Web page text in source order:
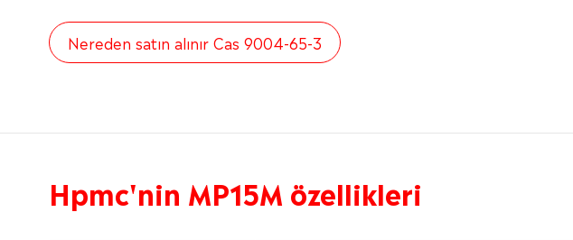
Nereden satın alınır Cas 9004-65-3
Hpmc'nin MP15M özellikleri